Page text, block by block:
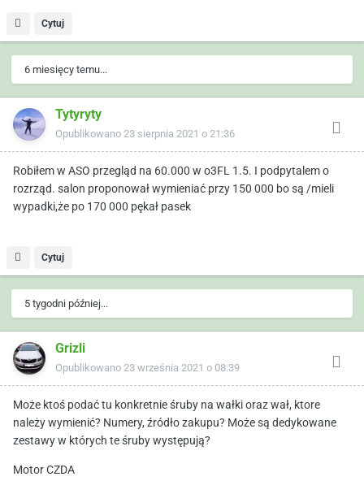
Cytuj
6 miesięcy temu...
Tytyryty
Opublikowano 23 sierpnia 2021 o 21:36
Robiłem w ASO przegląd na 60.000 w o3FL 1.5. I podpytalem o
rozrząd. salon proponował wymieniać przy 150 000 bo są /mieli
wypadki,że po 170 000 pękał pasek
Cytuj
5 tygodni później...
Grizli
Opublikowano 23 września 2021 o 08:39
Może ktoś podać tu konkretnie śruby na wałki oraz wał, ktore
należy wymienić? Numery, źródło zakupu? Może są dedykowane
zestawy w których te śruby występują?
Motor CZDA